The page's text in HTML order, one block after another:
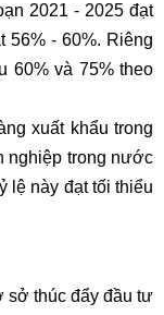
2021 - 2025 đạt
56% - 60%. Riêng
60% và 75% theo
xuất khẩu trong
nghiệp trong nước
lệ này đạt tối thiểu
sở thúc đẩy đầu tư